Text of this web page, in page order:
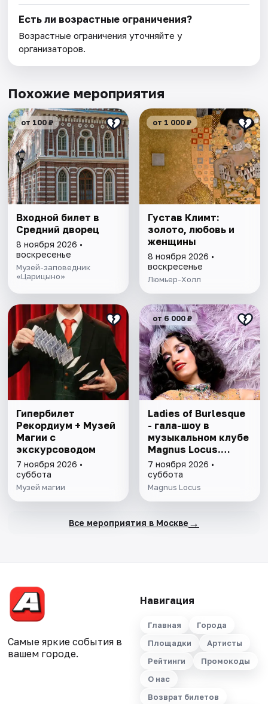
Есть ли возрастные ограничения?
Возрастные ограничения уточняйте у
организаторов.
Похожие мероприятия
от 100 ₽
Входной билет в
Средний дворец
8 ноября 2026 •
воскресенье
Музей-заповедник
«Царицыно»
от 1 000 ₽
Густав Климт:
золото, любовь и
женщины
8 ноября 2026 •
воскресенье
Люмьер-Холл
Гипербилет
Рекордиум + Музей
Магии с
экскурсоводом
7 ноября 2026 •
суббота
Музей магии
от 6 000 ₽
Ladies of Burlesque
- гала-шоу в
музыкальном клубе
Magnus Locus.
Halloween Edition
7 ноября 2026 •
суббота
Magnus Locus
Все мероприятия в Москве →
Самые яркие события в
вашем городе.
Навигация
Главная
Города
Площадки
Артисты
Рейтинги
Промокоды
О нас
Возврат билетов